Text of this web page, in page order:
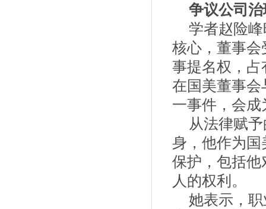
争议公司
学者赵险
核心，董事
事提名权，
在国美董事
一事件，会
从法律赋
身，他作为
保护，包括
人的权利。
她表示，